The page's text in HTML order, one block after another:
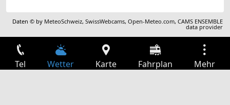
Daten © by MeteoSchweiz,SwissWebcams,Open-Meteo.com,CAMS ENSEMBLE
data provider
Tel Wetter Karte Fahrplan Mehr